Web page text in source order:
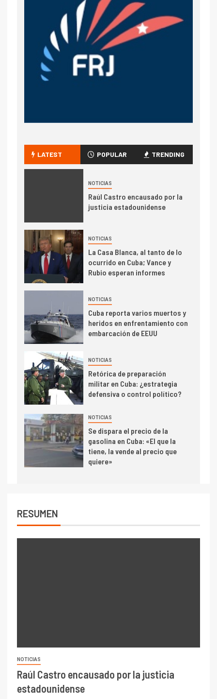
LATEST POPULAR TRENDING
NOTICIAS
Raúl Castro encausado por la
justicia estadounidense
NOTICIAS
La Casa Blanca, al tanto de lo
ocurrido en Cuba; Vance y
Rubio esperan informes
NOTICIAS
Cuba reporta varios muertos y
heridos en enfrentamiento con
embarcación de EEUU
NOTICIAS
Retórica de preparación
militar en Cuba: ¿estrategia
defensiva o control político?
NOTICIAS
Se dispara el precio de la
gasolina en Cuba: «El que la
tiene, la vende al precio que
quiere»
RESUMEN
NOTICIAS
Raúl Castro encausado por la justicia
estadounidense